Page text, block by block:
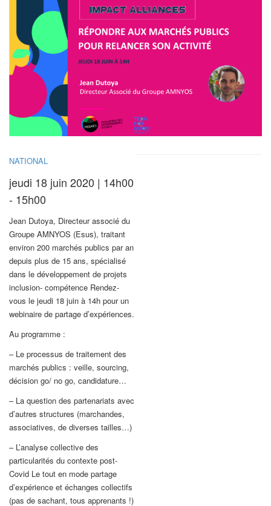
NATIONAL
jeudi 18 juin 2020 | 14h00
- 15h00
Jean Dutoya, Directeur associé du
Groupe AMNYOS (Esus), traitant
environ 200 marchés publics par an
depuis plus de 15 ans, spécialisé
dans le développement de projets
inclusion- compétence Rendez-
vous le jeudi 18 juin à 14h pour un
webinaire de partage d’expériences.
Au programme :
– Le processus de traitement des
marchés publics : veille, sourcing,
décision go/ no go, candidature…
– La question des partenariats avec
d’autres structures (marchandes,
associatives, de diverses tailles…)
– L’analyse collective des
particularités du contexte post-
Covid Le tout en mode partage
d’expérience et échanges collectifs
(pas de sachant, tous apprenants !)